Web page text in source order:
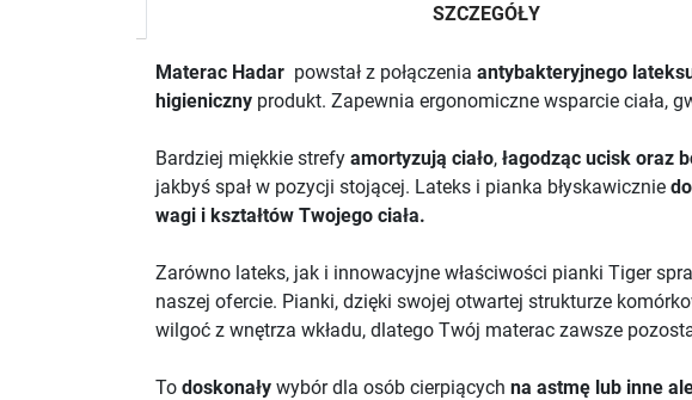
SZCZEGÓŁY
Materac Hadar powstał z połączenia antybakteryjnego
higieniczny produkt. Zapewnia ergonomiczne wsparcie ciała,
Bardziej miękkie strefy amortyzują ciało, łagodząc ucisk oraz
jakbyś spał w pozycji stojącej. Lateks i pianka błyskawicznie
wagi i kształtów Twojego ciała.
Zarówno lateks, jak i innowacyjne właściwości pianki Tiger
naszej ofercie. Pianki, dzięki swojej otwartej strukturze
wilgoć z wnętrza wkładu, dlatego Twój materac zawsze
To doskonały wybór dla osób cierpiących na astmę lub inne